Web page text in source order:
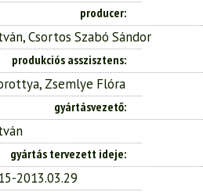
producer
Csortos Szabó Sándor
produkciós asszisztens
Zsemlye Flóra
gyártásvezető
gyártás tervezett ideje
2013.03.29